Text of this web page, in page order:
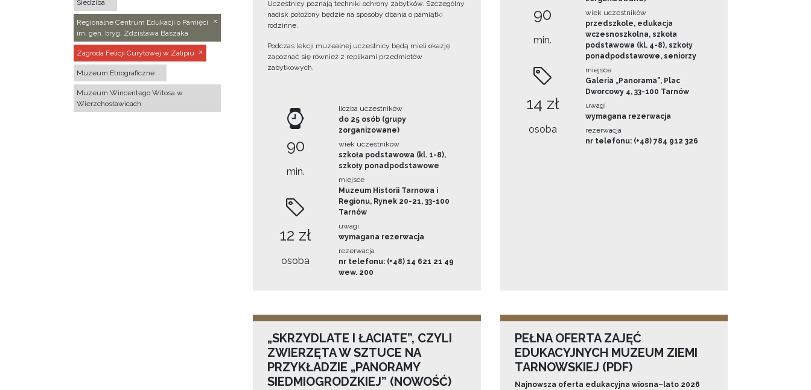
Siedziba
Regionalne Centrum Edukacji o Pamięci
im. gen. bryg. Zdzisława Baszaka
Zagroda Felicji Curyłowej w Zalipiu
Muzeum Etnograficzne
Muzeum Wincentego Witosa w
Wierzchosławicach
Uczestnicy poznają techniki ochrony zabytków. Szczególny
nacisk położony będzie na sposoby dbania o pamiątki
rodzinne.
Podczas lekcji muzealnej uczestnicy będą mieli okazję
zapoznać się również z replikami przedmiotów
zabytkowych.
90
min.
12 zł
osoba
liczba uczestników
do 25 osób (grupy
zorganizowane)
wiek uczestników
szkoła podstawowa (kl. 1-8),
szkoły ponadpodstawowe
miejsce
Muzeum Historii Tarnowa i
Regionu, Rynek 20-21, 33-100
Tarnów
uwagi
wymagana rezerwacja
rezerwacja
nr telefonu: (+48) 14 621 21 49
wew. 200
90
min.
14 zł
osoba
wiek uczestników
przedszkole, edukacja
wczesnoszkolna, szkoła
podstawowa (kl. 4-8), szkoły
ponadpodstawowe, seniorzy
miejsce
Galeria „Panorama”, Plac
Dworcowy 4, 33-100 Tarnów
uwagi
wymagana rezerwacja
rezerwacja
nr telefonu: (+48) 784 912 326
„SKRZYDLATE I ŁACIATE”, CZYLI
ZWIERZĘTA W SZTUCE NA
PRZYKŁADZIE „PANORAMY
SIEDMIOGRODZKIEJ” (NOWOŚĆ)
PEŁNA OFERTA ZAJĘĆ
EDUKACYJNYCH MUZEUM ZIEMI
TARNOWSKIEJ (PDF)
Najnowsza oferta edukacyjna wiosna–lato 2026